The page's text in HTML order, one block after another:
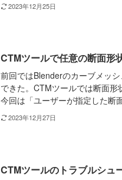
2023年12月25日
CTMツールで任意の断面形
前回ではBlenderのカーブメッ
できた。CTMツールでは断面形
今回は「ユーザーが指定した断
2023年12月27日
CTMツールのトラブルシュ